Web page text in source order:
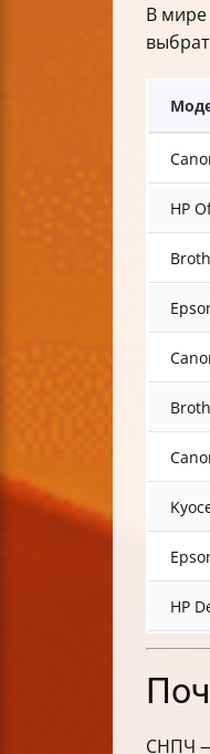
В мире
HP
HP
СНПЧ